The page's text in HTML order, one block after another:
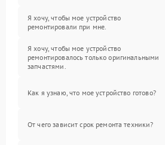
Я хочу, чтобы мое устройство
ремонтировали при мне.
Я хочу, чтобы мое устройство
ремонтировалось только оригинальными
запчастями.
Как я узнаю, что мое устройство готово?
От чего зависит срок ремонта техники?